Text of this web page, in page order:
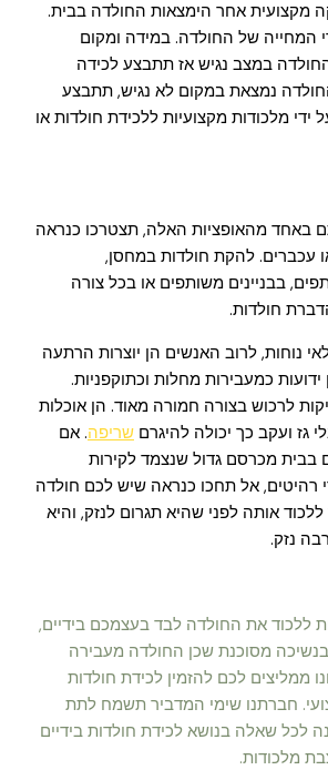
מקצועית אחר הימצאות החולדה בבית.
המחייה של החולדה. במידה ומקום
במצב נגיש אז תתבצע לכידה
נמצאת במקום לא נגיש, תתבצע
ידי מלכודות מקצועיות ללכידת חולדות או
באחד מהאופציות האלה, תצטרכו כנראה
עכברים. להקת חולדות במחסן,
בבניינים משותפים או בכל צורה
חולדות.
נוחות, לרוב האנשים הן יוצרות הרתעה
כמעבירות מחלות וכתוקפניות.
לרכוש בצורה חמורה מאוד. הן אוכלות
גז ועקב כך יכולה להיגרם שריפה. אם
בבית מכרסם גדול שנצמד לקירות
רהיטים, אל תחכו כנראה שיש לכם חולדה
ללכוד אותה לפני שהיא תגרום לנזק, והיא
נזק.
ללכוד את החולדה לבד בעצמכם בידיים,
מסוכנת שכן החולדה מעבירה
ממליצים לכם להזמין לכידת חולדות
חברתנו שימי המדביר תשמח לתת
לכל שאלה בנושא לכידת חולדות בידיים
מלכודות.